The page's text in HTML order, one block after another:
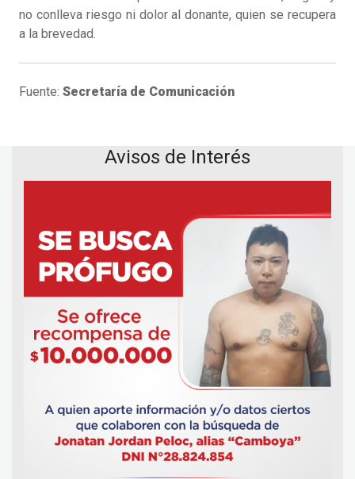
no conlleva riesgo ni dolor al donante, quien se recupera
a la brevedad.
Fuente: Secretaría de Comunicación
Avisos de Interés